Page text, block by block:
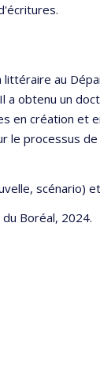
littéraire au
a obtenu un
en création et
processus de
scénario)
Boréal, 2024.